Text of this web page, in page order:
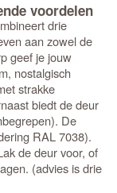
voordelen
drie
aan zowel de
geef je jouw
nostalgisch
strakke
biedt de deur
De
RAL 7038).
de deur voor, of
(advies is drie